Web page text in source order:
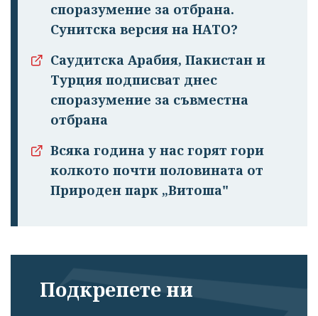
споразумение за отбрана.
Сунитска версия на НАТО?
Саудитска Арабия, Пакистан и
Турция подписват днес
споразумение за съвместна
отбрана
Всяка година у нас горят гори
колкото почти половината от
Природен парк „Витоша"
Подкрепете ни